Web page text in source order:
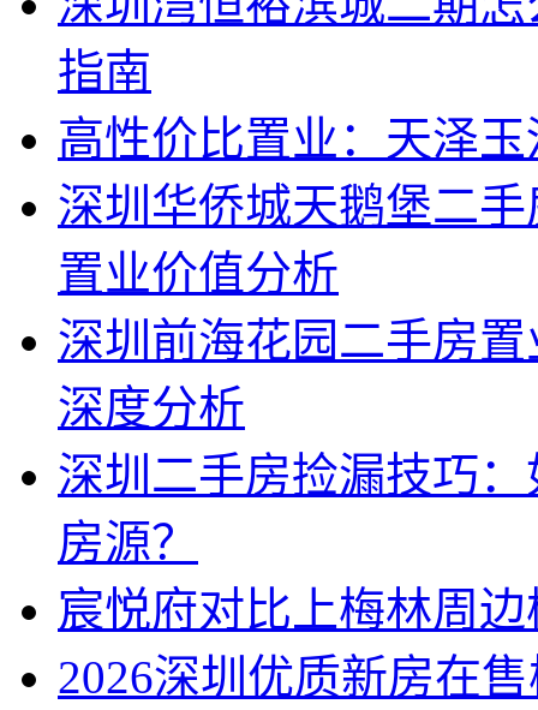
指南
高性价比置业：天泽
深圳华侨城天鹅堡二
置业价值分析
深圳前海花园二手房
深度分析
深圳二手房捡漏技巧
房源？
宸悦府对比上梅林周
2026深圳优质新房在